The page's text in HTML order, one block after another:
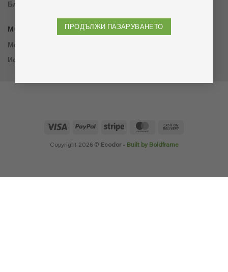
ПРОДЪЛЖИ ПАЗАРУВАНЕТО
Блог
МОЯТ АКАУНТ
Моят акаунт
История на поръчките
Visa PayPal Stripe MasterCard
Copyright 2026 © Ecodor- Built by Boldframe